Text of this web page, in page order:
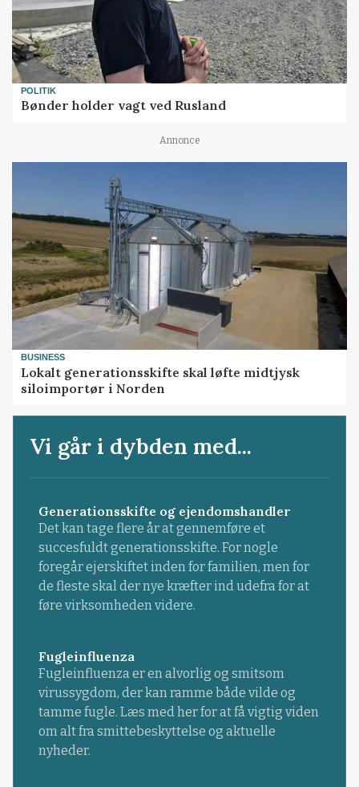
POLITIK
Bønder holder vagt ved Rusland
Annonce
BUSINESS
Lokalt generationsskifte skal løfte midtjysk
siloimportør i Norden
Vi går i dybden med...
Generationsskifte og ejendomshandler
Det kan tage flere år at gennemføre et
succesfuldt generationsskifte. For nogle
foregår ejerskiftet inden for familien, men for
de fleste skal der nye kræfter ind udefra for at
føre virksomheden videre.
Fugleinfluenza
Fugleinfluenza er en alvorlig og smitsom
virussygdom, der kan ramme både vilde og
tamme fugle. Læs med her for at få vigtig viden
om alt fra smittebeskyttelse og aktuelle
nyheder.